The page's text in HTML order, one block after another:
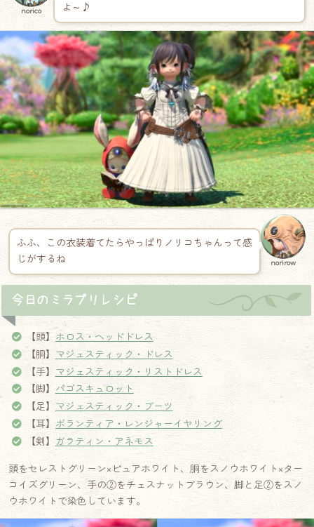
norico
よ～♪
ふふ、この衣装着てたらやっぱりノリコちゃんって感
じがするね
norirow
今日のミラプリレシピ
【頭】 ホロス・ヘッドドレス
【胴】 マジェスティック・ドレス
【手】 マジェスティック・リストドレス
【脚】 パゴスキュロット
【足】 マジェスティック・ブーツ
【耳】 ボランティア・レンジャーイヤリング
【剣】ガラティン・アネモス
頭をセレストグリーン×ピュアホワイト、胴をスノウホワイト×ター
コイズグリーン、手の②をチェスナットブラウン、脚と足②をスノ
ウホワイトで染色しています。